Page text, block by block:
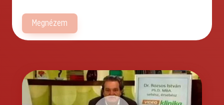
Megnézem